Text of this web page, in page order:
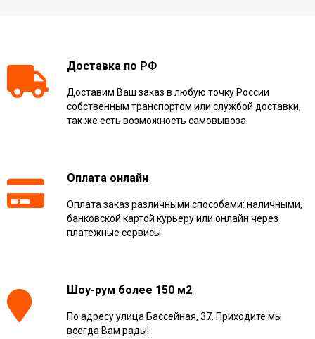
Доставка по РФ
Доставим Ваш заказ в любую точку России
собственным транспортом или службой доставки,
так же есть возможность самовывоза.
Оплата онлайн
Оплата заказ различными способами: наличными,
банковской картой курьеру или онлайн через
платежные сервисы
Шоу-рум более 150 м2
По адресу улица Бассейная, 37. Приходите мы
всегда Вам рады!